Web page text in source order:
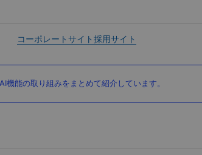
コーポレートサイト採用サイト
能の取り組みをまとめて紹介しています。